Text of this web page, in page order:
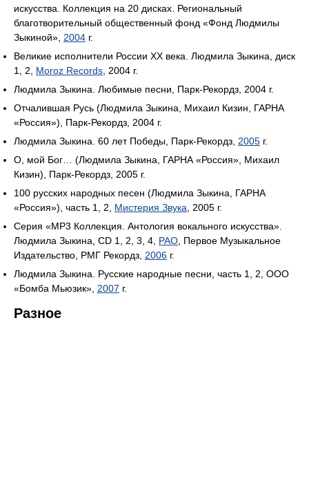
искусства. Коллекция на 20 дисках. Региональный
благотворительный общественный фонд «Фонд Людмилы
Зыкиной», 2004 г.
Великие исполнители России XX века. Людмила Зыкина, диск
1, 2, Moroz Records , 2004 г.
Людмила Зыкина. Любимые песни, Парк-Рекордз, 2004 г.
Отчалившая Русь (Людмила Зыкина, Михаил Кизин, ГАРНА
«Россия»), Парк-Рекордз, 2004 г.
Людмила Зыкина. 60 лет Победы, Парк-Рекордз, 2005 г.
О, мой Бог… (Людмила Зыкина, ГАРНА «Россия», Михаил
Кизин), Парк-Рекордз, 2005 г.
100 русских народных песен (Людмила Зыкина, ГАРНА
«Россия»), часть 1, 2, Мистерия Звука , 2005 г.
Серия «MP3 Коллекция. Антология вокального искусства».
Людмила Зыкина, CD 1, 2, 3, 4, РАО , Первое Музыкальное
Издательство, РМГ Рекордз, 2006 г.
Людмила Зыкина. Русские народные песни, часть 1, 2, ООО
«Бомба Мьюзик», 2007 г.
Разное